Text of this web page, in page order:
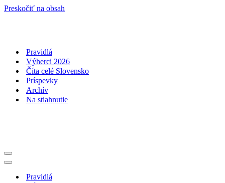
Preskočiť na obsah
Pravidlá
Výherci 2026
Číta celé Slovensko
Príspevky
Archív
Na stiahnutie
Menu
navigácie
Menu
navigáciePravidlá